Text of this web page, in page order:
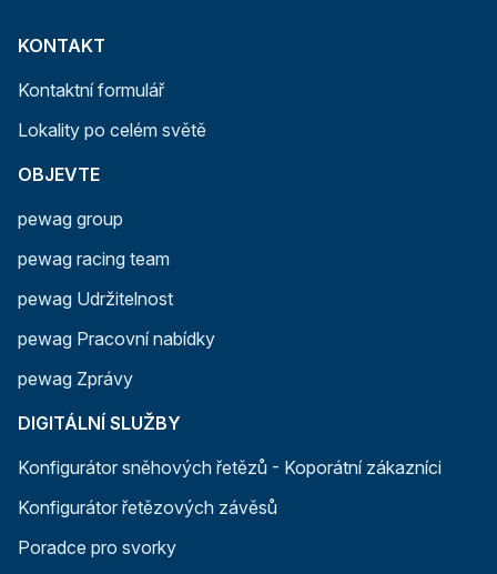
KONTAKT
Kontaktní formulář
Lokality po celém světě
OBJEVTE
pewag group
pewag racing team
pewag Udržitelnost
pewag Pracovní nabídky
pewag Zprávy
DIGITÁLNÍ SLUŽBY
Konfigurátor sněhových řetězů - Koporátní zákazníci
Konfigurátor řetězových závěsů
Poradce pro svorky